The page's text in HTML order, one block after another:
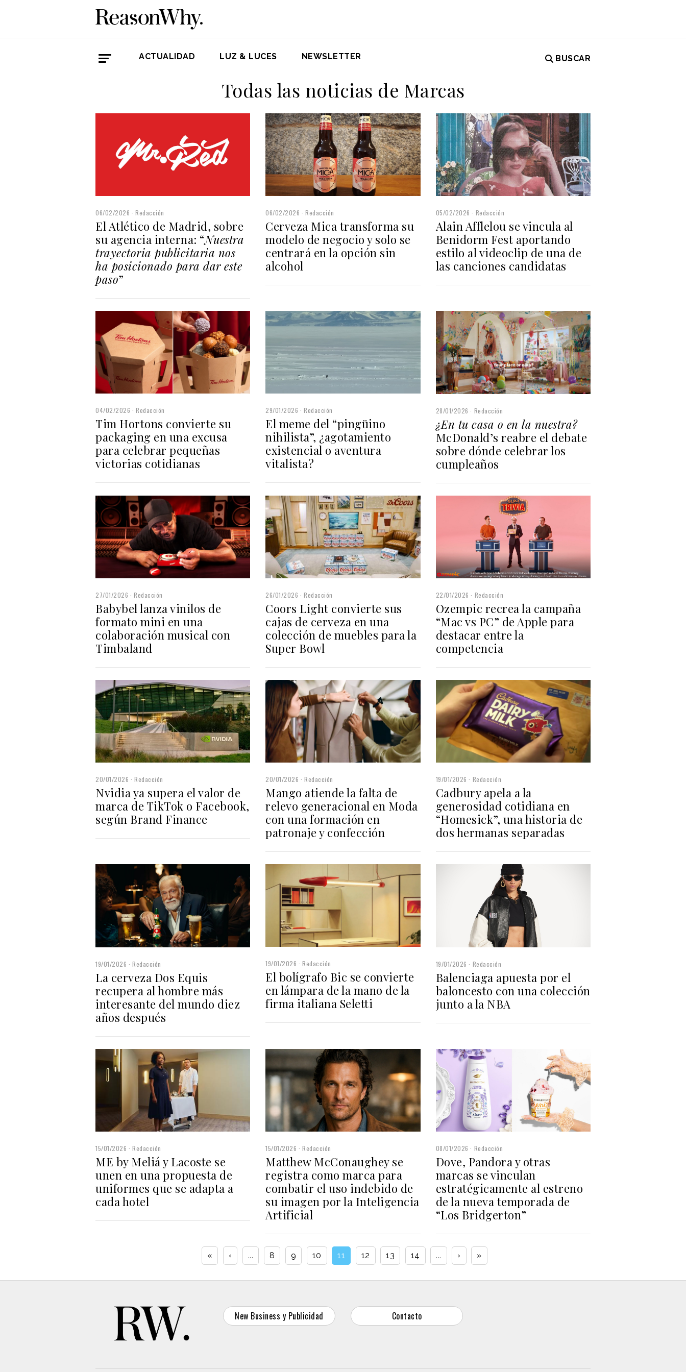
ACTUALIDAD LUZ & LUCES NEWSLETTER BUSCAR
Todas las noticias de Marcas
06/02/2026 Redacción
El Atlético de Madrid, sobre
su agencia interna: “Nuestra
trayectoria publicitaria nos
ha posicionado para dar este
paso”
06/02/2026 Redacción
Cerveza Mica transforma su
modelo de negocio y solo se
centrará en la opción sin
alcohol
05/02/2026 Redacción
Alain Afflelou se vincula al
Benidorm Fest aportando
estilo al videoclip de una de
las canciones candidatas
04/02/2026 Redacción
Tim Hortons convierte su
packaging en una excusa
para celebrar pequeñas
victorias cotidianas
29/01/2026 Redacción
El meme del “pingüino
nihilista”, ¿agotamiento
existencial o aventura
vitalista?
28/01/2026 Redacción
¿En tu casa o en la nuestra?
McDonald’s reabre el debate
sobre dónde celebrar los
cumpleaños
27/01/2026 Redacción
Babybel lanza vinilos de
formato mini en una
colaboración musical con
Timbaland
26/01/2026 Redacción
Coors Light convierte sus
cajas de cerveza en una
colección de muebles para la
Super Bowl
22/01/2026 Redacción
Ozempic recrea la campaña
“Mac vs PC” de Apple para
destacar entre la
competencia
20/01/2026 Redacción
Nvidia ya supera el valor de
marca de TikTok o Facebook,
según Brand Finance
20/01/2026 Redacción
Mango atiende la falta de
relevo generacional en Moda
con una formación en
patronaje y confección
19/01/2026 Redacción
Cadbury apela a la
generosidad cotidiana en
“Homesick”, una historia de
dos hermanas separadas
19/01/2026 Redacción
La cerveza Dos Equis
recupera al hombre más
interesante del mundo diez
años después
19/01/2026 Redacción
El bolígrafo Bic se convierte
en lámpara de la mano de la
firma italiana Seletti
19/01/2026 Redacción
Balenciaga apuesta por el
baloncesto con una colección
junto a la NBA
15/01/2026 Redacción
ME by Meliá y Lacoste se
unen en una propuesta de
uniformes que se adapta a
cada hotel
15/01/2026 Redacción
Matthew McConaughey se
registra como marca para
combatir el uso indebido de
su imagen por la Inteligencia
Artificial
08/01/2026 Redacción
Dove, Pandora y otras
marcas se vinculan
estratégicamente al estreno
de la nueva temporada de
“Los Bridgerton”
« ‹ ... 8 9 10 11 12 13 14 ... › »
New Business y Publicidad Contacto